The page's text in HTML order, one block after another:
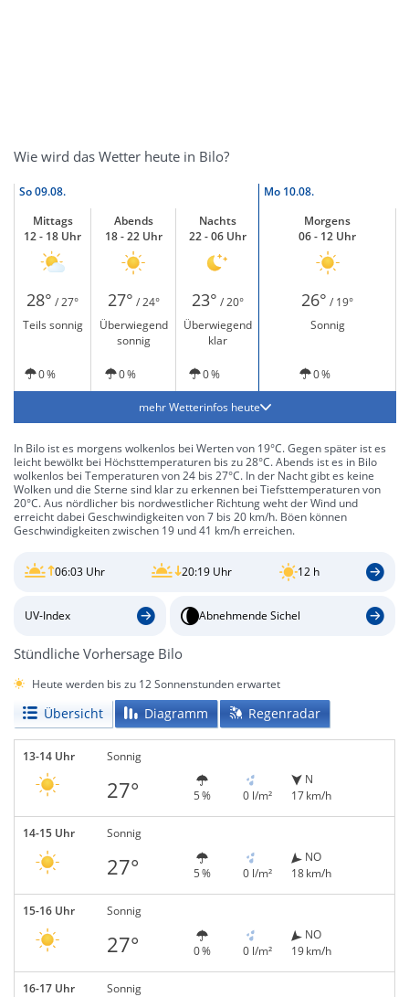
Wie wird das Wetter heute in Bilo?
So09.08. Mo 10.08.
Mittags
12 - 18 Uhr
Abends
18 - 22 Uhr
Nachts
22 - 06 Uhr
Morgens
06 - 12 Uhr
28° / 27° 27° / 24° 23° / 20° 26° / 19°
Teils sonnig
Überwiegend
sonnig
Überwiegend
klar
Sonnig
0 % 0 % 0 % 0 %
mehr Wetterinfos heute
In Bilo ist es morgens wolkenlos bei Werten von 19°C. Gegen später ist es
leicht bewölkt bei Höchsttemperaturen bis zu 28°C. Abends ist es in Bilo
wolkenlos bei Temperaturen von 24 bis 27°C. In der Nacht gibt es keine
Wolken und die Sterne sind klar zu erkennen bei Tiefsttemperaturen von
20°C. Aus nördlicher bis nordwestlicher Richtung weht der Wind und
erreicht dabei Geschwindigkeiten von 7 bis 20 km/h. Böen können
Geschwindigkeiten zwischen 19 und 41 km/h erreichen.
06:03 Uhr 20:19 Uhr 12 h
UV-Index Abnehmende Sichel
Stündliche Vorhersage Bilo
Heute werden bis zu 12 Sonnenstunden erwartet
Übersicht Diagramm Regenradar
13-14 Uhr Sonnig
27° 5 % 0 l/m²
N
17 km/h
14-15 Uhr Sonnig
27° 5 % 0 l/m²
NO
18 km/h
15-16 Uhr Sonnig
27° 0 % 0 l/m²
NO
19 km/h
16-17 Uhr Sonnig